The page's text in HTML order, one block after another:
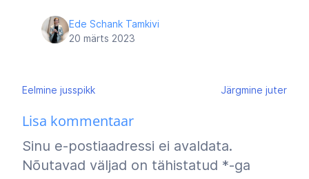
Ede Schank Tamkivi
20 märts 2023
Navigeerimine
Eelmine jusspikk Järgmine juter
Lisa kommentaar
Sinu e-postiaadressi ei avaldata.
Nõutavad väljad on tähistatud *-ga